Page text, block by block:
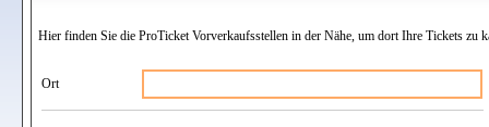
Hier finden Sie die ProTicket Vorverkaufsstellen in der Nähe, um dort Ihre Tickets zu
Ort